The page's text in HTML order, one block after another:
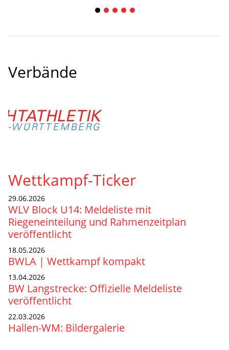
1 2 3 4 5
Verbände
Wettkampf-Ticker
29.06.2026
WLV Block U14: Meldeliste mit
Riegeneinteilung und Rahmenzeitplan
veröffentlicht
18.05.2026
BWLA | Wettkampf kompakt
13.04.2026
BW Langstrecke: Offizielle Meldeliste
veröffentlicht
22.03.2026
Hallen-WM: Bildergalerie